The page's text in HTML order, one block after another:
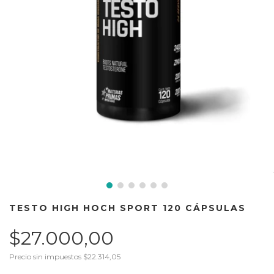
TESTO HIGH HOCH SPORT 120 CÁPSULAS
$27.000,00
Precio sin impuestos $22.314,05